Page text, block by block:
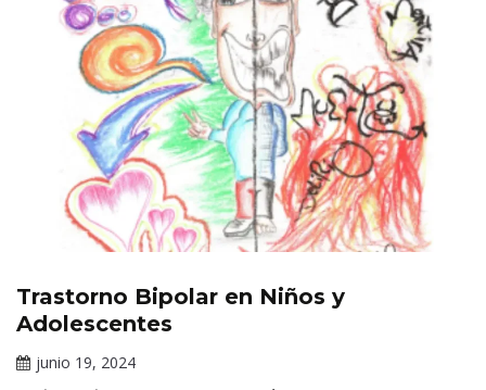
Publicaciones
Trastorno Bipolar en Niños y
Adolescentes
junio 19, 2024